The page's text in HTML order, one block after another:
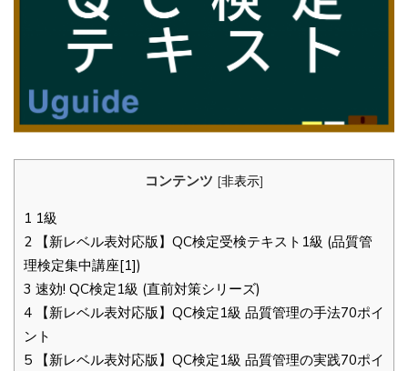
コンテンツ [非表示]
1 1級
2 【新レベル表対応版】QC検定受検テキスト1級 (品質管
理検定集中講座[1])
3 速効! QC検定1級 (直前対策シリーズ)
4 【新レベル表対応版】QC検定1級 品質管理の手法70ポイ
ント
5 【新レベル表対応版】QC検定1級 品質管理の実践70ポイ